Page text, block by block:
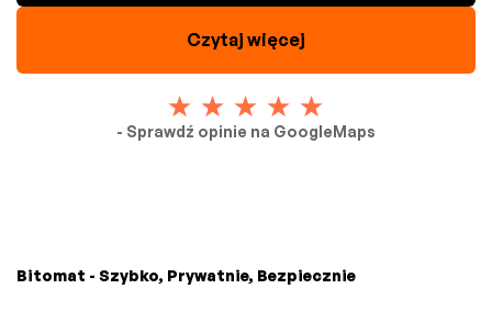
Czytaj więcej
- Sprawdź opinie na GoogleMaps
Bitomat - Szybko, Prywatnie, Bezpiecznie